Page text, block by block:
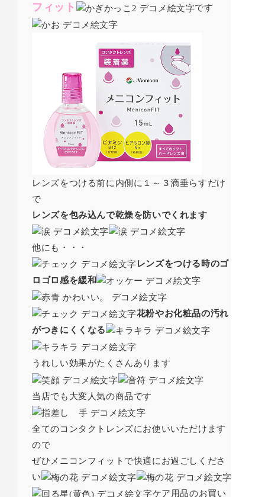
フィット
です
レンズをつける前に内側に１～３滴垂らすだけ
で
レンズを包み込んで乾燥を防いでくれます
他にも・・・
レンズをつける時のゴ
ロゴロ感を緩和
花粉やお化粧品の汚れ
がつきにくくなる
うれしい効果がたくさんあります
当店でも大変人気の商品です
全てのコンタクトレンズにお使いいただけます
ので
ぜひメニコンフィットで快適にお過ごしくださ
い
ケア用品のお買い